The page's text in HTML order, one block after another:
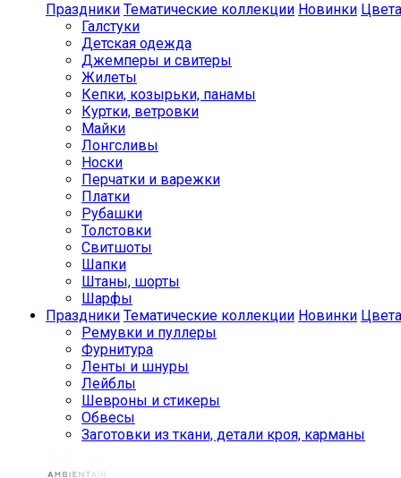
Праздники Тематические коллекции Новинки Цвета
Галстуки
Детская одежда
Джемперы и свитеры
Жилеты
Кепки, козырьки, панамы
Куртки, ветровки
Майки
Лонгсливы
Носки
Перчатки и варежки
Платки
Рубашки
Толстовки
Свитшоты
Шапки
Штаны, шорты
Шарфы
Праздники Тематические коллекции Новинки Цвета
Ремувки и пуллеры
Фурнитура
Ленты и шнуры
Лейблы
Шевроны и стикеры
Обвесы
Заготовки из ткани, детали кроя, карманы